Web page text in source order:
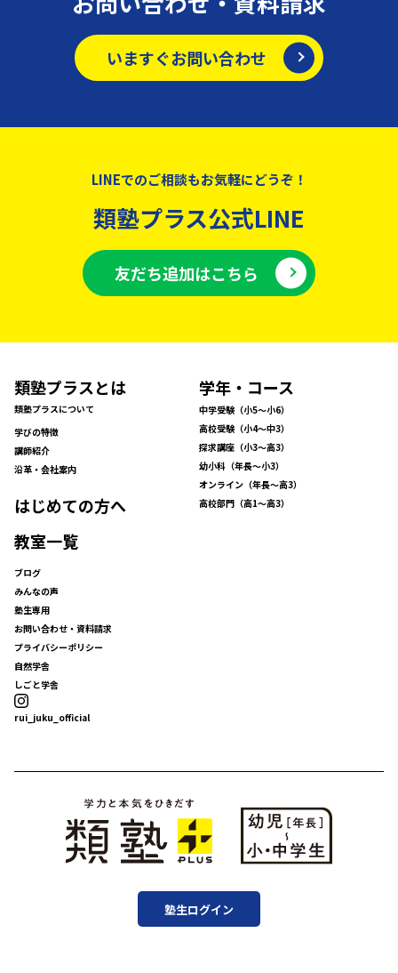
いますぐお問い合わせ
LINEでのご相談もお気軽にどうぞ！
類塾プラス公式LINE
友だち追加はこちら
塾生ログイン
類塾プラスとは
類塾プラスについて
学びの特徴
講師紹介
沿革・会社案内
はじめての方へ
教室一覧
学年・コース
中学受験（小5〜小6）
高校受験（小4〜中3）
探求講座（小3〜高3）
幼小科（年長〜小3）
オンライン（年長〜高3）
高校部門（高1〜高3）
ブログ
みんなの声
塾生専用
お問い合わせ・資料請求
プライバシーポリシー
自然学舎
しごと学舎
rui_juku_official